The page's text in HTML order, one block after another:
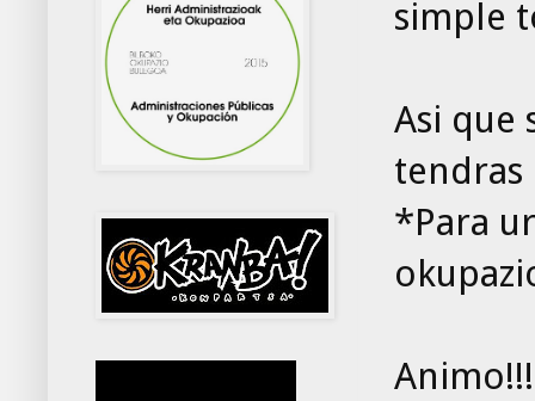
simple
Asi que
tendras
*Para
Animo!!!